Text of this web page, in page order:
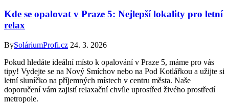
Kde se opalovat v Praze 5: Nejlepší lokality pro letní
relax
BySoláriumProfi.cz 24. 3. 2026
Pokud hledáte ideální místo k opalování v Praze 5, máme pro vás
tipy! Vydejte se na Nový Smíchov nebo na Pod Kotlářkou a užijte si
letní sluníčko na příjemných místech v centru města. Naše
doporučení vám zajistí relaxační chvíle uprostřed živého prostředí
metropole.